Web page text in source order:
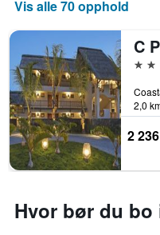
Vis alle 70 opphold
C
5
2,0
2
Hvor bør du bo